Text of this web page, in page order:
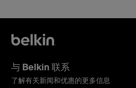
与 Belkin 联系
了解有关新闻和优惠的更多信息